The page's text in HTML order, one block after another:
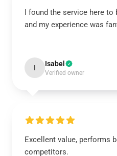
I found the service here to
and my experience was
I Isabel
Verified owner
Excellent value, performs
competitors.